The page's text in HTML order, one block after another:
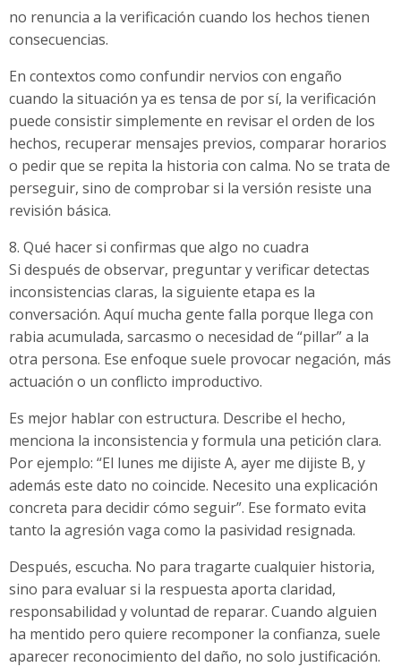
no renuncia a la verificación cuando los hechos tienen
consecuencias.
En contextos como confundir nervios con engaño
cuando la situación ya es tensa de por sí, la verificación
puede consistir simplemente en revisar el orden de los
hechos, recuperar mensajes previos, comparar horarios
o pedir que se repita la historia con calma. No se trata de
perseguir, sino de comprobar si la versión resiste una
revisión básica.
8. Qué hacer si confirmas que algo no cuadra
Si después de observar, preguntar y verificar detectas
inconsistencias claras, la siguiente etapa es la
conversación. Aquí mucha gente falla porque llega con
rabia acumulada, sarcasmo o necesidad de “pillar” a la
otra persona. Ese enfoque suele provocar negación, más
actuación o un conflicto improductivo.
Es mejor hablar con estructura. Describe el hecho,
menciona la inconsistencia y formula una petición clara.
Por ejemplo: “El lunes me dijiste A, ayer me dijiste B, y
además este dato no coincide. Necesito una explicación
concreta para decidir cómo seguir”. Ese formato evita
tanto la agresión vaga como la pasividad resignada.
Después, escucha. No para tragarte cualquier historia,
sino para evaluar si la respuesta aporta claridad,
responsabilidad y voluntad de reparar. Cuando alguien
ha mentido pero quiere recomponer la confianza, suele
aparecer reconocimiento del daño, no solo justificación.